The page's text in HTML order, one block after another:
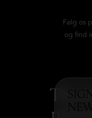
Følg os
og find